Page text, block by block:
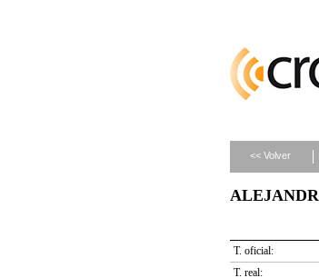
<< Volver
T. oficial:
T. real: